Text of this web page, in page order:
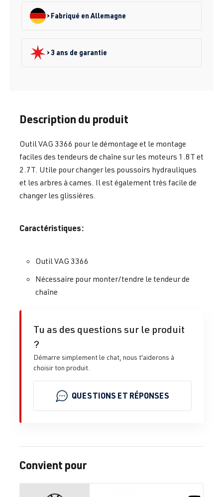
Fabriqué en Allemagne
3 ans de garantie
Description du produit
Outil VAG 3366 pour le démontage et le montage
faciles des tendeurs de chaîne sur les moteurs 1.8T et
2.7T. Utile pour changer les poussoirs hydrauliques
et les arbres à cames. Il est également très facile de
changer les glissières.
Caractéristiques:
Outil VAG 3366
Nécessaire pour monter/tendre le tendeur de
chaîne
Tu as des questions sur le produit
?
Démarre simplement le chat, nous t'aiderons à
choisir ton produit.
QUESTIONS ET RÉPONSES
Convient pour